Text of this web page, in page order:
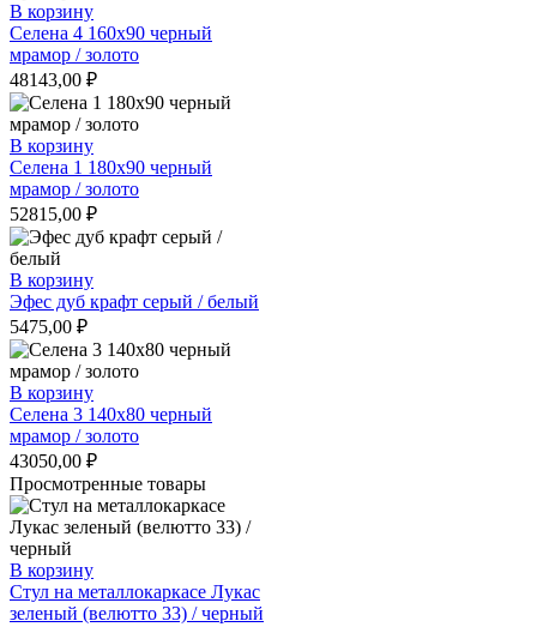
В корзину
Селена 4 160х90 черный
мрамор / золото
48143,00 ₽
В корзину
Селена 1 180х90 черный
мрамор / золото
52815,00 ₽
В корзину
Эфес дуб крафт серый / белый
5475,00 ₽
В корзину
Селена 3 140х80 черный
мрамор / золото
43050,00 ₽
Просмотренные товары
В корзину
Стул на металлокаркасе Лукас
зеленый (велютто 33) / черный